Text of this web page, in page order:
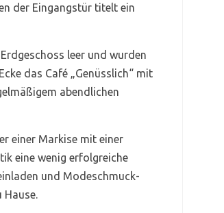
der Eingangstür titelt ein
leer und wurden
das Café „Genüsslich“ mit
abendlichen
einer Markise mit einer
eine wenig erfolgreiche
und Modeschmuck-